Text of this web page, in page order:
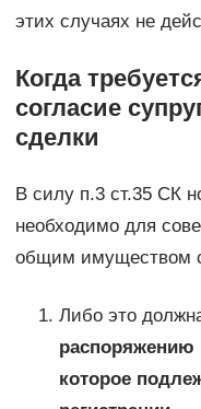
этих случаях не
Когда
согласие
сделки
В силу п.3 ст.35 СК
необходимо для
общим имуществом
Либо это
распоряжению
которое